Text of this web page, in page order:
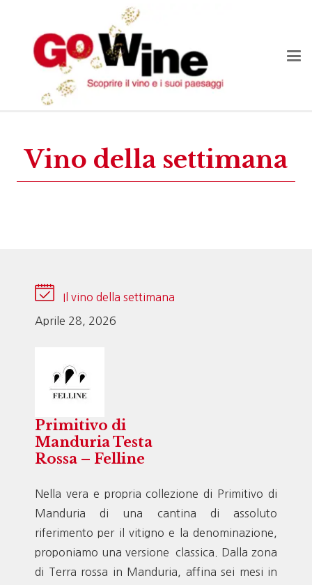
Vino della settimana
Il vino della settimana
Aprile 28, 2026
Primitivo di
Manduria Testa
Rossa – Felline
Nella vera e propria collezione di Primitivo di
Manduria di una cantina di assoluto
riferimento per il vitigno e la denominazione,
proponiamo una versione classica. Dalla zona
di Terra rossa in Manduria, affina sei mesi in